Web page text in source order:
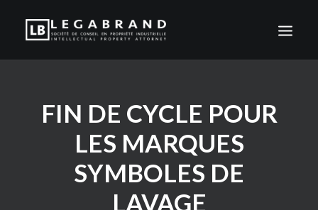
CABINET
ACTUALITÉS
FIN DE CYCLE POUR
LES MARQUES
SYMBOLES DE
LAVAGE